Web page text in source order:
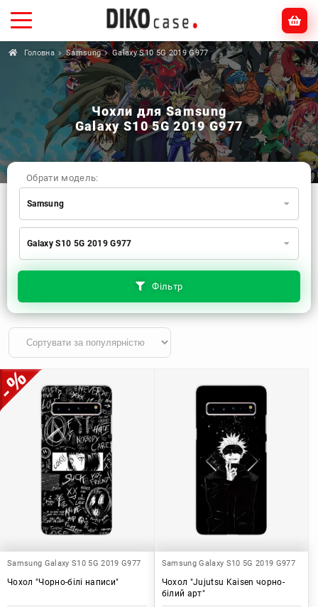
Головна Samsung Galaxy S10 5G 2019 G977
Чохли для Samsung
Galaxy S10 5G 2019 G977
Фільтр
Обрати модель:
Samsung
Xiaomi
Apple
Huawei
Realme
TECNO
ZTE
OnePlus
Motorola
Galaxy S10 5G 2019 G977
Samsung Galaxy S10 5G 2019 G977
Чохол "Чорно-білі написи"
Samsung Galaxy S10 5G 2019 G977
Чохол "Jujutsu Kaisen чорно-
білий арт"